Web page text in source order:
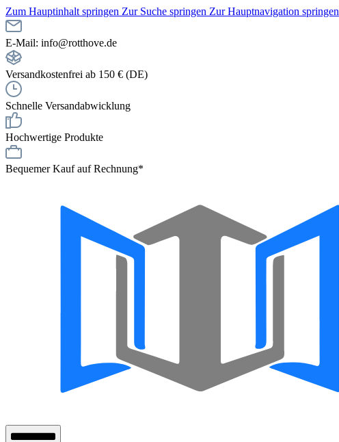
Zum Hauptinhalt springen Zur Suche springen Zur Hauptnavigation springen
E-Mail: info@rotthove.de
Versandkostenfrei ab 150 € (DE)
Schnelle Versandabwicklung
Hochwertige Produkte
Bequemer Kauf auf Rechnung*